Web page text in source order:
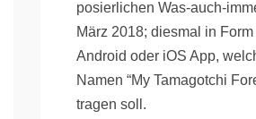
posierlichen Was-auch-
März 2018; diesmal in
Android oder iOS App,
Namen “My Tamagotchi
tragen soll.